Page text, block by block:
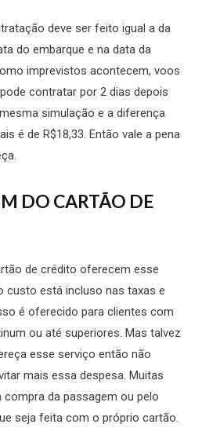
deve ser feito igual a da
do embarque e na data da
imprevistos acontecem, voos
contratar por 2 dias depois
simulação e a diferença
é de R$18,33. Então vale a pena
DO CARTÃO DE
de crédito oferecem esse
custo está incluso nas taxas e
é oferecido para clientes com
ou até superiores. Mas talvez
esse serviço então não
mais essa despesa. Muitas
compra da passagem ou pelo
seja feita com o próprio cartão.